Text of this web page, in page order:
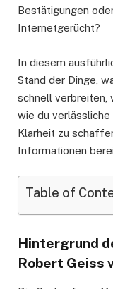
Bestätigungen
Internetgerücht?
In diesem
Stand der Dinge,
schnell verbreiten,
wie du
Klarheit zu
Informationen
Table of
Hintergrund
Robert Geiss